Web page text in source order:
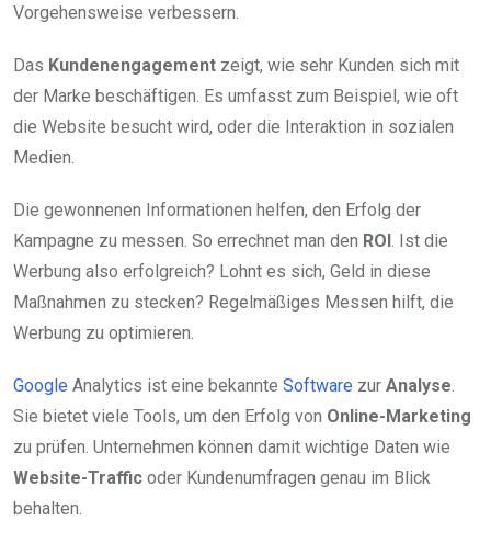
Vorgehensweise verbessern.
Das Kundenengagement zeigt, wie sehr Kunden sich mit
der Marke beschäftigen. Es umfasst zum Beispiel, wie oft
die Website besucht wird, oder die Interaktion in sozialen
Medien.
Die gewonnenen Informationen helfen, den Erfolg der
Kampagne zu messen. So errechnet man den ROI . Ist die
Werbung also erfolgreich? Lohnt es sich, Geld in diese
Maßnahmen zu stecken? Regelmäßiges Messen hilft, die
Werbung zu optimieren.
Google Analytics ist eine bekannte Software zur Analyse
Sie bietet viele Tools, um den Erfolg von Online-Marketing
zu prüfen. Unternehmen können damit wichtige Daten wie
Website-Traffic oder Kundenumfragen genau im Blick
behalten.